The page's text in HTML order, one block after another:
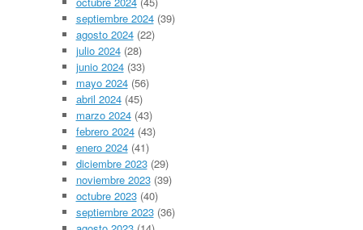
septiembre 2024(39)
agosto 2024(22)
julio 2024(28)
junio 2024(33)
mayo 2024(56)
abril 2024(45)
marzo 2024(43)
febrero 2024(43)
enero 2024(41)
diciembre 2023(29)
noviembre 2023(39)
octubre 2023(40)
septiembre 2023(36)